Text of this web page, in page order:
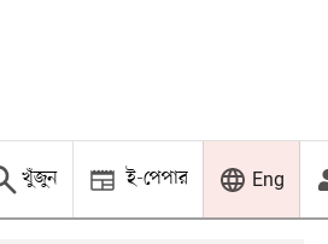
খুঁজুন ই-পেপার Eng